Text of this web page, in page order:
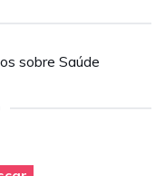
sobre Saúde